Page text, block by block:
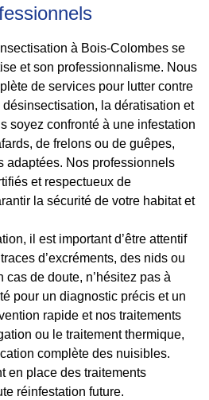
à Bois-Colombes se
et son professionnalisme. Nous
de services pour lutter contre
la dératisation et
soyez confronté à une infestation
de frelons ou de guêpes,
adaptées. Nos professionnels
et respectueux de
la sécurité de votre habitat et
il est important d’être attentif
d’excréments, des nids ou
de doute, n’hésitez pas à
pour un diagnostic précis et un
rapide et nos traitements
ou le traitement thermique,
complète des nuisibles.
en place des traitements
réinfestation future.